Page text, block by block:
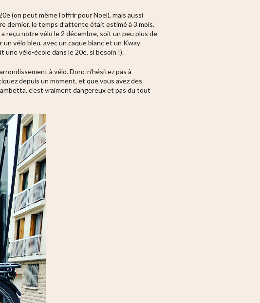
(on peut même l’offrir pour Noël), mais aussi
dernier, le temps d’attente était estimé à 3 mois.
reçu notre vélo le 2 décembre, soit un peu plus de
un vélo bleu, avec un caque blanc et un Kway
une vélo-école dans le 20e, si besoin !).
à vélo. Donc n’hésitez pas à
depuis un moment, et que vous avez des
c’est vraiment dangereux et pas du tout